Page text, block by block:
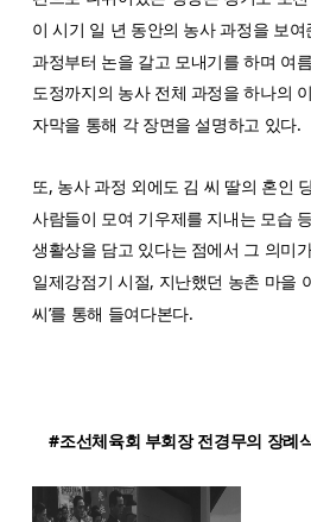
이 시기 일 년 동안의 농사 과정을 보여
과정부터 논을 갈고 모내기를 하며 여
도정까지의 농사 전체 과정을 하나의
자막을 통해 각 장면을 설명하고 있다.
또, 농사 과정 외에도 김 씨 딸의 혼인
사람들이 모여 기우제를 지내는 모습
생활상을 담고 있다는 점에서 그 의미
일제강점기 시절, 지난했던 농촌 마을
씨’를 통해 들여다본다.
#조선체육회 부회장 전경무의 장례